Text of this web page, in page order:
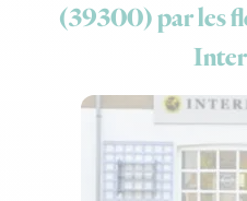
(39300) par les